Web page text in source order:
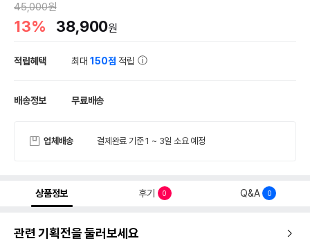
45,000원
13% 38,900원
적립혜택 최대150점 적립
배송정보 무료배송
업체배송 결제완료 기준 1 ~ 3일 소요 예정
상품정보 후기 0 Q&A 0
관련 기획전을 둘러보세요